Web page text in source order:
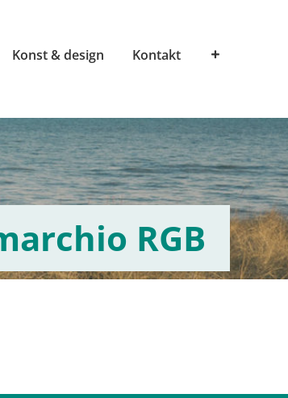
Konst & design Kontakt
RGB